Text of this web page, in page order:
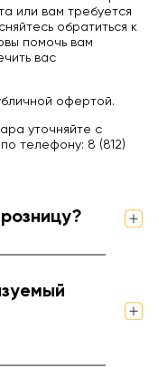
или вам требуется
обратиться к
помочь вам
вас
офертой.
уточняйте с
телефону: 8 (812)